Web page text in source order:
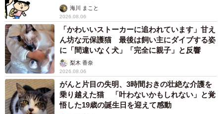
海川 まこと
2026.08.06
「かわいいストーカーに追われています」甘え
ん坊な元保護猫 最後は飼い主にダイブする姿
に「間違いなく犬」「完全に親子」と反響
梨木 香奈
2026.08.06
がんと片目の失明、3時間おきの壮絶な介護を
乗り越えた猫 「叶わないかもしれない」と覚
悟した19歳の誕生日を迎えて感動